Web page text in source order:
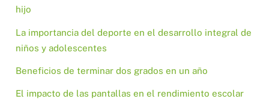
hijo
La importancia del deporte en el desarrollo integral de
niños y adolescentes
Beneficios de terminar dos grados en un año
El impacto de las pantallas en el rendimiento escolar